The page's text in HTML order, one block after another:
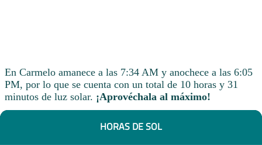
En Carmelo amanece a las 7:34 AM y anochece a las 6:05
PM, por lo que se cuenta con un total de 10 horas y 31
minutos de luz solar. ¡Aprovéchala al máximo!
HORAS DE SOL